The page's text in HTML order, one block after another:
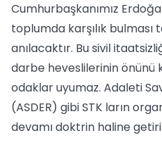
Cumhurbaşkanımız
toplumda karşılık
anılacaktır. Bu sivil
darbe heveslilerinin önünü
odaklar uyumaz. Adaleti
(ASDER) gibi STK ların
devamı doktrin haline